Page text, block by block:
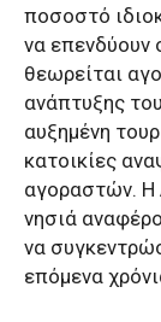
ποσοστό
να επενδύουν
θεωρείται
ανάπτυξης
αυξημένη
κατοικίες
αγοραστών. Η
νησιά
να
επόμενα